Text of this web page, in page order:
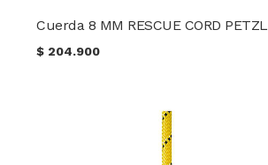
Cuerda 8 MM RESCUE CORD PETZL
$ 204.900